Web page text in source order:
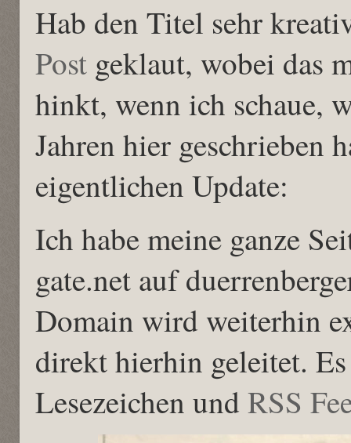
Hab den Titel sehr
Post geklaut, wobei das
hinkt, wenn ich schaue,
Jahren hier geschrieben
eigentlichen Update:
Ich habe meine ganze
gate.net auf
Domain wird weiterhin
direkt hierhin geleitet.
Lesezeichen und RSS